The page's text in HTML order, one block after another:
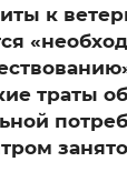
к
траты